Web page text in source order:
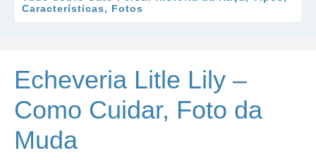
Características, Fotos
Echeveria Litle Lily –
Como Cuidar, Foto da
Muda